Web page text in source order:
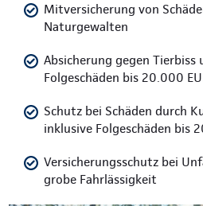
Mitversicherung von
Naturgewalten
Absicherung gegen Tierbiss
Folgeschäden bis 20.000
Schutz bei Schäden durch
inklusive Folgeschäden bis
Versicherungsschutz bei
grobe Fahrlässigkeit